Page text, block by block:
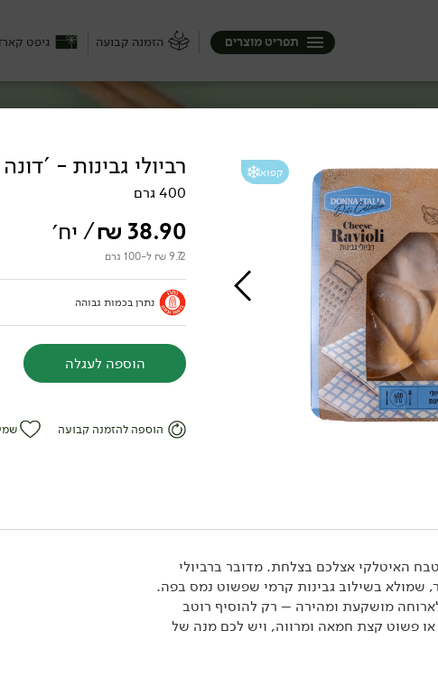
הזמנה קבועה גיפט תפריט מוצרים
57.90
₪ / יח׳
קפוא רביולי גבינות -
400 גרם
38.90
₪/ יח׳
9.72 ₪ ל-100 גרם
נתרן בכמות גבוהה
הוספה לעגלה
הוספה להזמנה קבועה
האיטלקי אצלכם בצלחת. מדובר ברביולי
שמולא בשילוב גבינות קרמי שפשוט נמס בפה.
מושקעת ומהירה – רק להוסיף רוטב
פשוט קצת חמאה ומרווה, ויש לכם מנה של